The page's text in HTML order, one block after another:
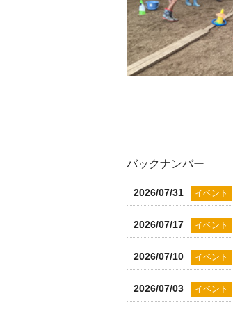
バックナンバー
2026/07/31 イベント
2026/07/17 イベント
2026/07/10 イベント
2026/07/03 イベント